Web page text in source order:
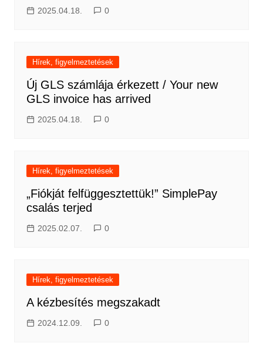
2025.04.18. 0
Hírek, figyelmeztetések
Új GLS számlája érkezett / Your new
GLS invoice has arrived
2025.04.18. 0
Hírek, figyelmeztetések
„Fiókját felfüggesztettük!” SimplePay
csalás terjed
2025.02.07. 0
Hírek, figyelmeztetések
A kézbesítés megszakadt
2024.12.09. 0